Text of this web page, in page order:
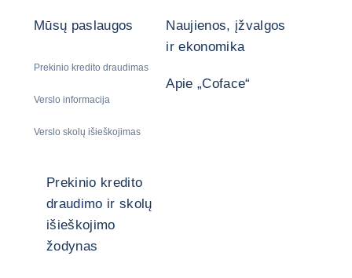
Mūsų paslaugos
Prekinio kredito draudimas
Verslo informacija
Verslo skolų išieškojimas
Naujienos, įžvalgos
ir ekonomika
Apie „Coface“
Prekinio kredito
draudimo ir skolų
išieškojimo
žodynas